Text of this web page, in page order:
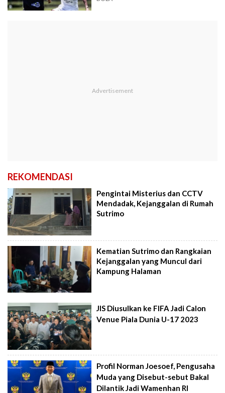
REKOMENDASI
Pengintai Misterius dan CCTV
Mendadak, Kejanggalan di Rumah
Sutrimo
Kematian Sutrimo dan Rangkaian
Kejanggalan yang Muncul dari
Kampung Halaman
JIS Diusulkan ke FIFA Jadi Calon
Venue Piala Dunia U-17 2023
Profil Norman Joesoef, Pengusaha
Muda yang Disebut-sebut Bakal
Dilantik Jadi Wamenhan RI